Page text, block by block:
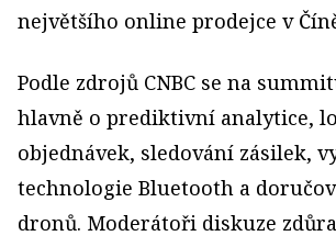
největšího online prodejce v
Podle zdrojů CNBC se na
hlavně o prediktivní analytice,
objednávek, sledování zásilek,
technologie Bluetooth a
dronů. Moderátoři diskuze